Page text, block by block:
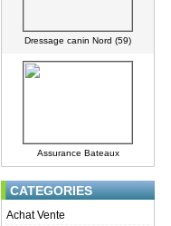
Dressage canin Nord (59)
Assurance Bateaux
CATEGORIES
Achat Vente